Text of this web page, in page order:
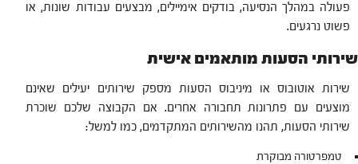
פעולה במהלך הנסיעה, בודקים אימיילים, מבצעים עבודות שונות, או
פשוט נרגעים.
שירותי הסעות מותאמים אישית
שירות אוטובוס או מיניבוס הסעות מספק שירותים יעילים שאינם
מוצעים עם פתרונות תחבורה אחרים. אם הקבוצה שלכם שוכרת
שירותי הסעות, תהנו מהשירותים המתקדמים, כמו למשל:
טמפרטורה מבוקרת